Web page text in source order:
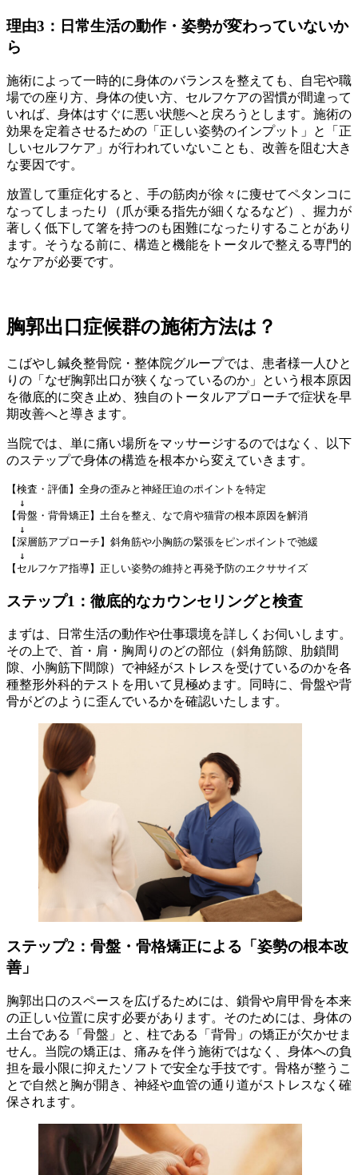
理由3：日常生活の動作・姿勢が変わっていないか
ら
施術によって一時的に身体のバランスを整えても、自宅や職
場での座り方、身体の使い方、セルフケアの習慣が間違って
いれば、身体はすぐに悪い状態へと戻ろうとします。施術の
効果を定着させるための「正しい姿勢のインプット」と「正
しいセルフケア」が行われていないことも、改善を阻む大き
な要因です。
放置して重症化すると、手の筋肉が徐々に痩せてペタンコに
なってしまったり（爪が乗る指先が細くなるなど）、握力が
著しく低下して箸を持つのも困難になったりすることがあり
ます。そうなる前に、構造と機能をトータルで整える専門的
なケアが必要です。
胸郭出口症候群の施術方法は？
こばやし鍼灸整骨院・整体院グループでは、患者様一人ひと
りの「なぜ胸郭出口が狭くなっているのか」という根本原因
を徹底的に突き止め、独自のトータルアプローチで症状を早
期改善へと導きます。
当院では、単に痛い場所をマッサージするのではなく、以下
のステップで身体の構造を根本から変えていきます。
【検査・評価】全身の歪みと神経圧迫のポイントを特定
【骨盤・背骨矯正】土台を整え、なで肩や猫背の根本原因を解消
【深層筋アプローチ】斜角筋や小胸筋の緊張をピンポイントで弛緩
ステップ1：徹底的なカウンセリングと検査
まずは、日常生活の動作や仕事環境を詳しくお伺いします。
その上で、首・肩・胸周りのどの部位（斜角筋隙、肋鎖間
隙、小胸筋下間隙）で神経がストレスを受けているのかを各
種整形外科的テストを用いて見極めます。同時に、骨盤や背
骨がどのように歪んでいるかを確認いたします。
ステップ2：骨盤・骨格矯正による「姿勢の根本改
善」
胸郭出口のスペースを広げるためには、鎖骨や肩甲骨を本来
の正しい位置に戻す必要があります。そのためには、身体の
土台である「骨盤」と、柱である「背骨」の矯正が欠かせま
せん。当院の矯正は、痛みを伴う施術ではなく、身体への負
担を最小限に抑えたソフトで安全な手技です。骨格が整うこ
とで自然と胸が開き、神経や血管の通り道がストレスなく確
保されます。